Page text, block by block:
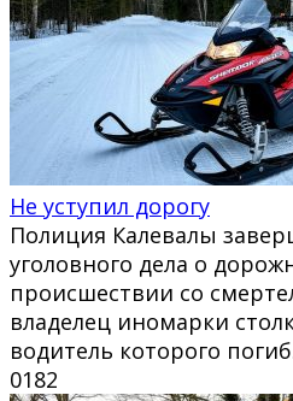
Не уступил дорогу
Полиция Калевалы
уголовного дела о
происшествии со
владелец иномарки
водитель которого
0182